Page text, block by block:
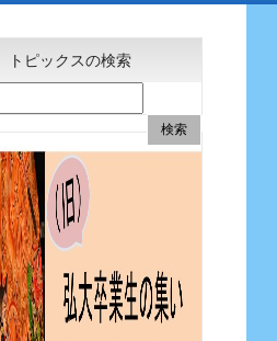
トピックスの検索